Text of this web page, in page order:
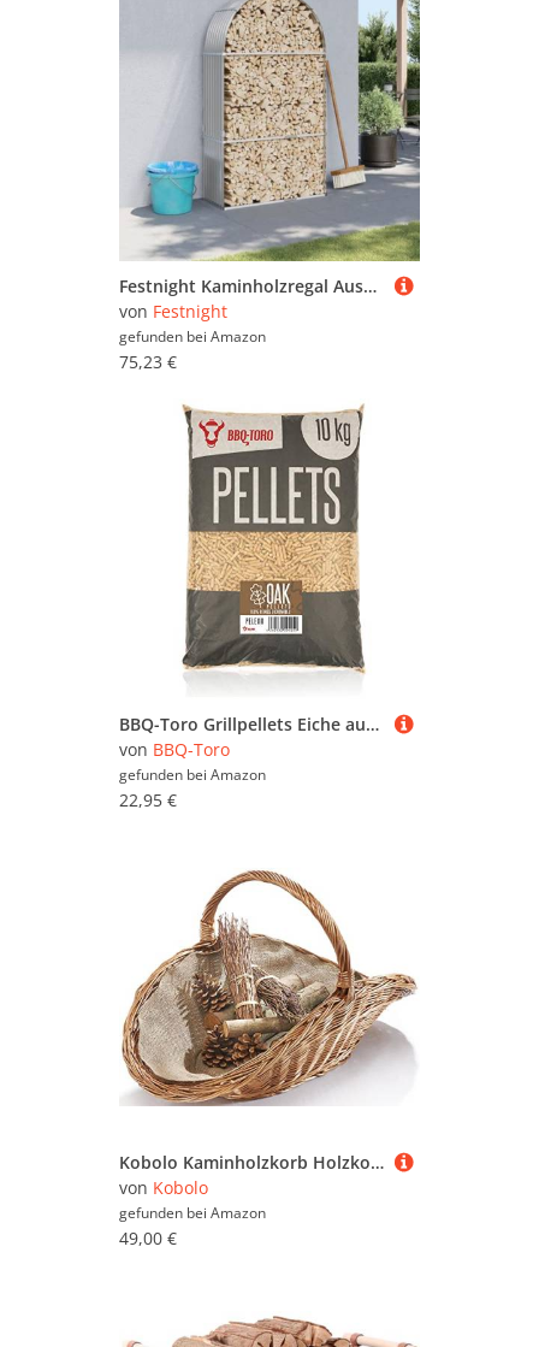
Festnight Kaminholzregal Aussen Brennholzregal Metall Holzregal Kaminholz Holzlager Outdoor Holzunterstand für Kaminholz Brennholzlager Innen Kaminholzunterstand 120x45x210 cm
von Festnight
gefunden bei Amazon
75,23 €
BBQ-Toro Grillpellets Eiche aus 100% Eichenholz | 10 kg | Eichenpellets für Grill, Smoker, Pellet-Pizzaofen und Heizungsanlagen | Grillpellets Smoker, Holzpellets Smoker, Pellets zum Heizen
von BBQ-Toro
gefunden bei Amazon
22,95 €
Kobolo Kaminholzkorb Holzkorb für Kaminholz - gekochte Weide - Leinenstoff - oval
von Kobolo
gefunden bei Amazon
49,00 €